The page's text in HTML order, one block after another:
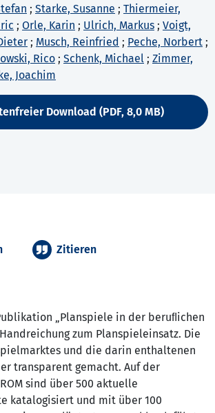
; Starke, Susanne ; Thiermeier,
; Orle, Karin ; Ulrich, Markus ; Voigt,
; Musch, Reinfried ; Peche, Norbert ;
Rico ; Schenk, Michael ; Zimmer,
Joachim
Download (PDF, 8,0 MB)
„Planspiele in der beruﬂichen
zum Planspieleinsatz. Die
und die darin enthaltenen
transparent gemacht. Auf der
sind über 500 aktuelle
katalogisiert und mit über 100
Zitieren